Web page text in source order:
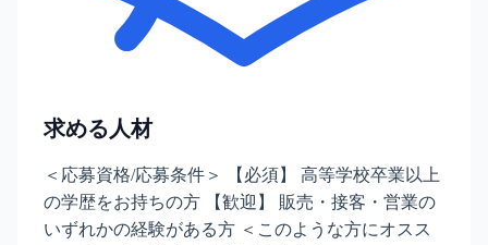
求める人材
＜応募資格/応募条件＞ 【必須】 高等学校卒業以上
の学歴をお持ちの方 【歓迎】 販売・接客・営業の
いずれかの経験がある方 ＜このような方にオスス